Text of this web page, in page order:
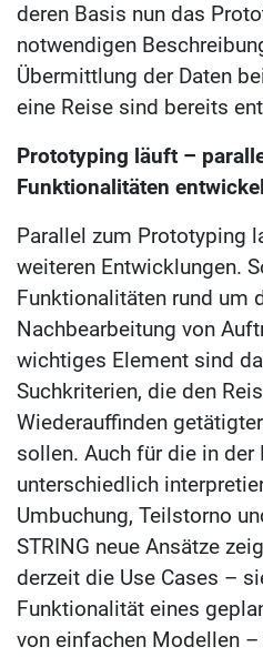
deren Basis nun das
notwendigen
Übermittlung der Daten
eine Reise sind bereits
Prototyping läuft –
Funktionalitäten
Parallel zum Prototyping
weiteren Entwicklungen.
Funktionalitäten rund um
Nachbearbeitung von
wichtiges Element sind
Suchkriterien, die den
Wiederauffinden
sollen. Auch für die in der
unterschiedlich
Umbuchung, Teilstorno
STRING neue Ansätze
derzeit die Use Cases –
Funktionalität eines
von einfachen Modellen